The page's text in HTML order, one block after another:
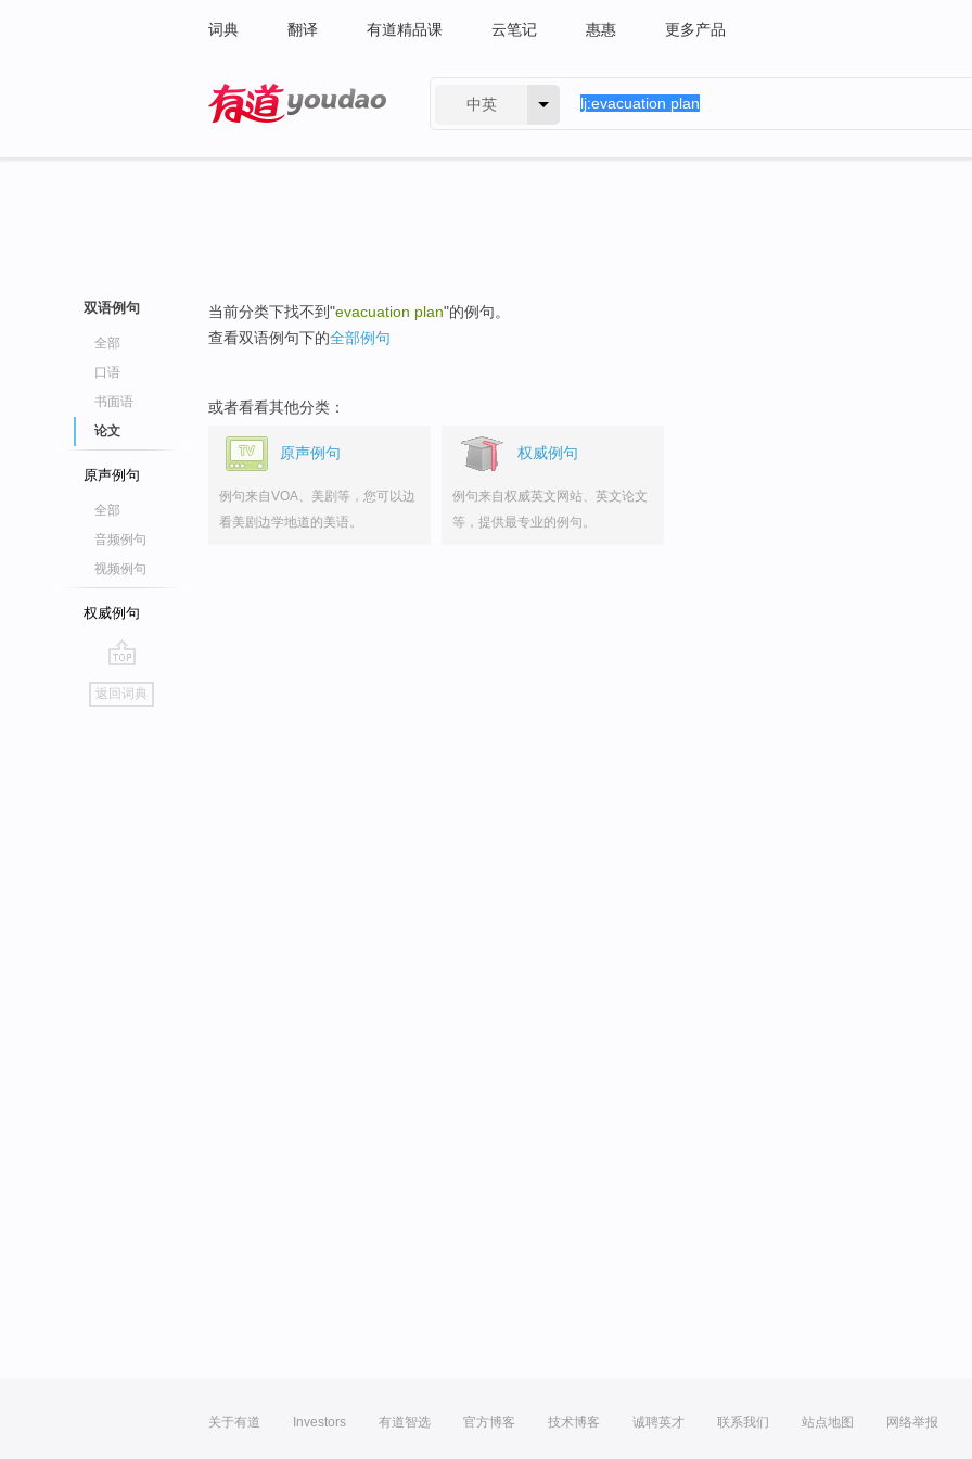
词典 翻译 有道精品课 云笔记 惠惠 更多产品
中英
双语例句
全部
口语
书面语
论文
原声例句
全部
音频例句
视频例句
权威例句
go
top
返回词典
当前分类下找不到"evacuation plan"的例句。
查看双语例句下的全部例句
或者看看其他分类：
原声例句
例句来自VOA、美剧等，您可以边
看美剧边学地道的美语。
权威例句
例句来自权威英文网站、英文论文
等，提供最专业的例句。
关于有道 Investors 有道智选 官方博客 技术博客 诚聘英才 联系我们 站点地图 网络举报